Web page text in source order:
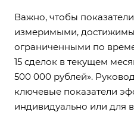
Важно, чтобы
измеримыми,
ограниченными по
15 сделок в текущем
500 000 рублей».
ключевые показатели
индивидуально или для